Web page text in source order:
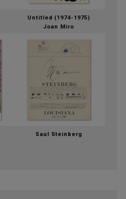
Untitled (1974-1975)
Joan Miro
Saul Steinberg